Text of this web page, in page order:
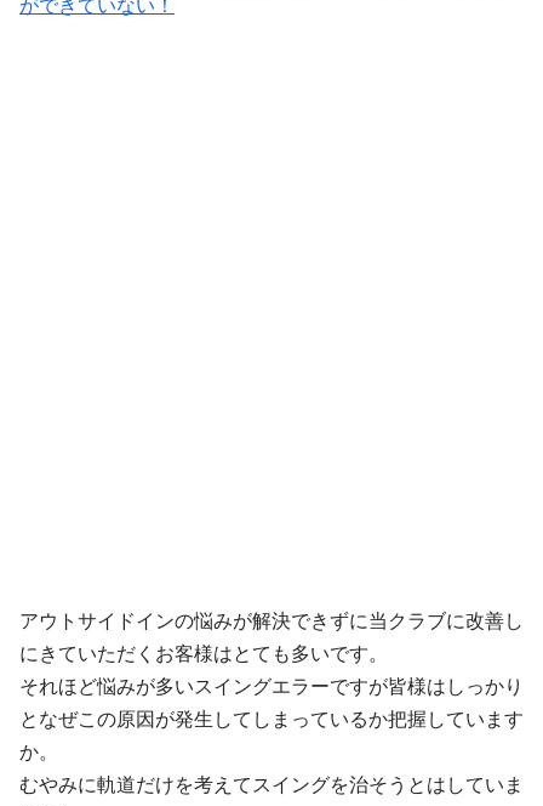
ができていない！
アウトサイドインの悩みが解決できずに当クラブに改善し
にきていただくお客様はとても多いです。
それほど悩みが多いスイングエラーですが皆様はしっかり
となぜこの原因が発生してしまっているか把握しています
か。
むやみに軌道だけを考えてスイングを治そうとはしていま